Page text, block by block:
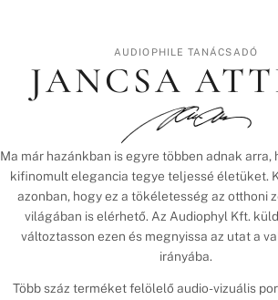
AUDIOPHILE TANÁCSADÓ
JANCSA
Ma már hazánkban is egyre többen adnak arra,
kifinomult elegancia tegye teljessé életüket.
azonban, hogy ez a tökéletesség az otthoni
világában is elérhető. Az Audiophyl Kft.
változtasson ezen és megnyissa az utat a
irányába.
Több száz terméket felölelő audio-vizuális